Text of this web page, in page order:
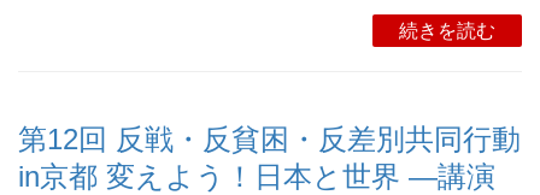
続きを読む
第12回 反戦・反貧困・反差別共同行動
in京都 変えよう！日本と世界 ―講演